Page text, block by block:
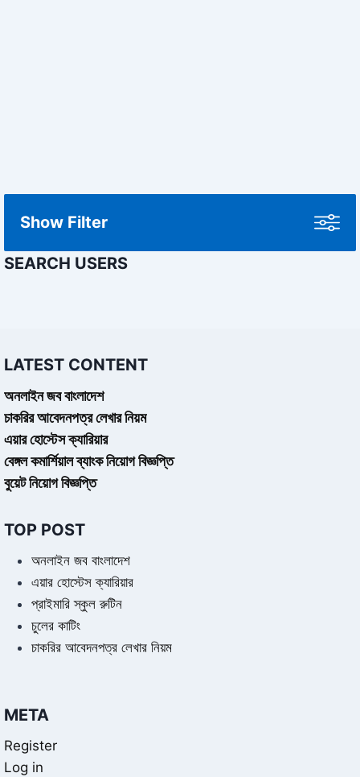
Show Filter
SEARCH USERS
LATEST CONTENT
অনলাইন জব বাংলাদেশ
চাকরির আবেদনপত্র লেখার নিয়ম
এয়ার হোস্টেস ক্যারিয়ার
বেঙ্গল কমার্শিয়াল ব্যাংক নিয়োগ বিজ্ঞপ্তি
বুয়েট নিয়োগ বিজ্ঞপ্তি
TOP POST
অনলাইন জব বাংলাদেশ
এয়ার হোস্টেস ক্যারিয়ার
প্রাইমারি স্কুল রুটিন
চুলের কাটিং
চাকরির আবেদনপত্র লেখার নিয়ম
META
Register
Log in